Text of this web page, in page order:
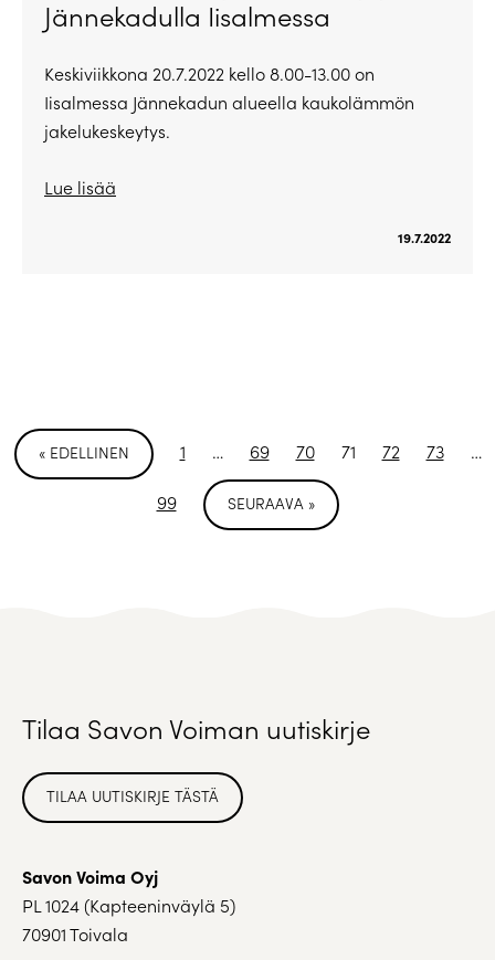
Jännekadulla Iisalmessa
Keskiviikkona 20.7.2022 kello 8.00-13.00 on
Iisalmessa Jännekadun alueella kaukolämmön
jakelukeskeytys.
Lue lisää
19.7.2022
« EDELLINEN 1 … 69 70 71 72 73 …
99 SEURAAVA »
Tilaa Savon Voiman uutiskirje
TILAA UUTISKIRJE TÄSTÄ
Savon Voima Oyj
PL 1024 (Kapteeninväylä 5)
70901 Toivala